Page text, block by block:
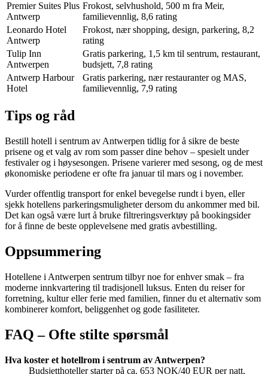
Premier Suites Plus
Antwerp
Frokost, selvhushold, 500 m fra Meir,
familievennlig, 8,6 rating
Leonardo Hotel
Antwerp
Frokost, nær shopping, design, parkering, 8,2
rating
Tulip Inn
Antwerpen
Gratis parkering, 1,5 km til sentrum, restaurant,
budsjett, 7,8 rating
Antwerp Harbour
Hotel
Gratis parkering, nær restauranter og MAS,
familievennlig, 7,9 rating
Tips og råd
Bestill hotell i sentrum av Antwerpen tidlig for å sikre de beste
prisene og et valg av rom som passer dine behov – spesielt under
festivaler og i høysesongen. Prisene varierer med sesong, og de mest
økonomiske periodene er ofte fra januar til mars og i november.
Vurder offentlig transport for enkel bevegelse rundt i byen, eller
sjekk hotellens parkeringsmuligheter dersom du ankommer med bil.
Det kan også være lurt å bruke filtreringsverktøy på bookingsider
for å finne de beste opplevelsene med gratis avbestilling.
Oppsummering
Hotellene i Antwerpen sentrum tilbyr noe for enhver smak – fra
moderne innkvartering til tradisjonell luksus. Enten du reiser for
forretning, kultur eller ferie med familien, finner du et alternativ som
kombinerer komfort, beliggenhet og gode fasiliteter.
FAQ – Ofte stilte spørsmål
Hva koster et hotellrom i sentrum av Antwerpen?
Budsjetthoteller starter på ca. 653 NOK/40 EUR per natt,